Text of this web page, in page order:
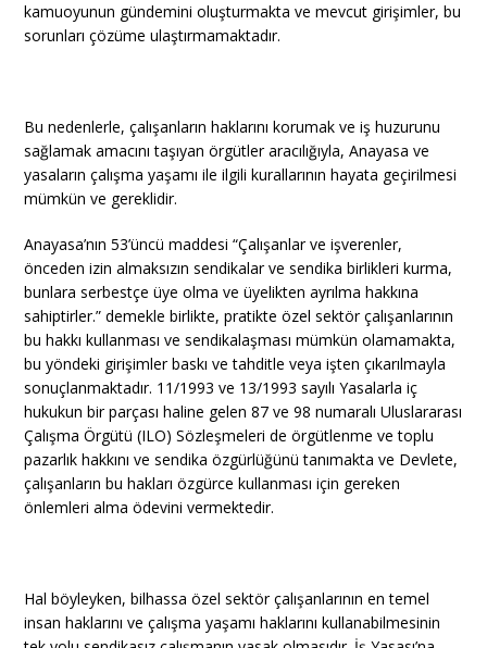
kamuoyunun gündemini oluşturmakta ve mevcut girişimler, bu
sorunları çözüme ulaştırmamaktadır.
Bu nedenlerle, çalışanların haklarını korumak ve iş huzurunu
sağlamak amacını taşıyan örgütler aracılığıyla, Anayasa ve
yasaların çalışma yaşamı ile ilgili kurallarının hayata geçirilmesi
mümkün ve gereklidir.
Anayasa’nın 53’üncü maddesi “Çalışanlar ve işverenler,
önceden izin almaksızın sendikalar ve sendika birlikleri kurma,
bunlara serbestçe üye olma ve üyelikten ayrılma hakkına
sahiptirler.” demekle birlikte, pratikte özel sektör çalışanlarının
bu hakkı kullanması ve sendikalaşması mümkün olamamakta,
bu yöndeki girişimler baskı ve tahditle veya işten çıkarılmayla
sonuçlanmaktadır. 11/1993 ve 13/1993 sayılı Yasalarla iç
hukukun bir parçası haline gelen 87 ve 98 numaralı Uluslararası
Çalışma Örgütü (ILO) Sözleşmeleri de örgütlenme ve toplu
pazarlık hakkını ve sendika özgürlüğünü tanımakta ve Devlete,
çalışanların bu hakları özgürce kullanması için gereken
önlemleri alma ödevini vermektedir.
Hal böyleyken, bilhassa özel sektör çalışanlarının en temel
insan haklarını ve çalışma yaşamı haklarını kullanabilmesinin